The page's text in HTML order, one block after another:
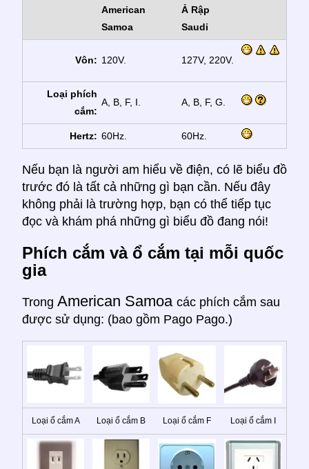
American
Samoa
Ả Rập
Saudi
Vôn: 120V. 127V, 220V.
Loại phích
cắm:
A, B, F, I. A, B, F, G.
Hertz: 60Hz. 60Hz.
Nếu bạn là người am hiểu về điện, có lẽ biểu đồ
trước đó là tất cả những gì bạn cần. Nếu đây
không phải là trường hợp, bạn có thể tiếp tục
đọc và khám phá những gì biểu đồ đang nói!
Phích cắm và ổ cắm tại mỗi quốc
gia
Trong American Samoa các phích cắm sau
được sử dụng: (bao gồm Pago Pago.)
Loại ổ cắm A Loại ổ cắm B Loại ổ cắm F Loại ổ cắm I